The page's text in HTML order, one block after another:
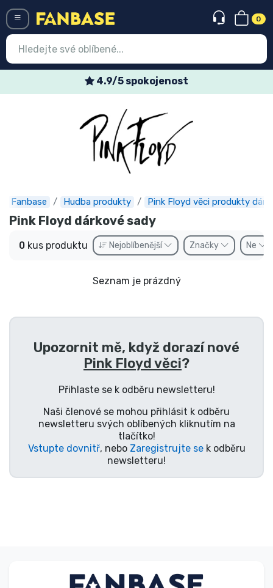
0
4.9/5 spokojenost
Fanbase Hudba produkty Pink Floyd věci produkty
Pink Floyd dárkové sady
0 kus produktu Nejoblíbenější Značky Ne
Seznam je prázdný
Upozornit mě, když dorazí nové
Pink Floyd věci?
Přihlaste se k odběru newsletteru!
Naši členové se mohou přihlásit k odběru
newsletteru svých oblíbených kliknutím na
tlačítko!
Vstupte dovnitř, nebo Zaregistrujte sek odběru
newsletteru!
Nejnovější věci
Expresní doručení
Předobjednat
Outlet produkty
Doprava a platba
Seriálové věci
Filmové věci
Úžasné věci
Anime věci
Hráčské věci